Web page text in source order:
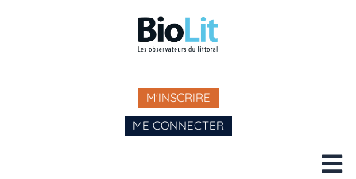
M'INSCRIRE
ME CONNECTER